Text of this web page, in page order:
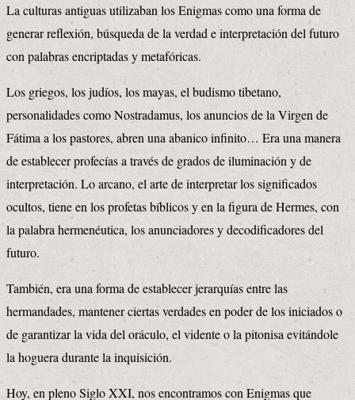
La culturas antiguas utilizaban los Enigmas como una forma de
generar reflexión, búsqueda de la verdad e interpretación del futuro
con palabras encriptadas y metafóricas.
Los griegos, los judíos, los mayas, el budismo tibetano,
personalidades como Nostradamus, los anuncios de la Virgen de
Fátima a los pastores, abren una abanico infinito… Era una manera
de establecer profecías a través de grados de iluminación y de
interpretación. Lo arcano, el arte de interpretar los significados
ocultos, tiene en los profetas bíblicos y en la figura de Hermes, con
la palabra hermenéutica, los anunciadores y decodificadores del
futuro.
También, era una forma de establecer jerarquías entre las
hermandades, mantener ciertas verdades en poder de los iniciados o
de garantizar la vida del oráculo, el vidente o la pitonisa evitándole
la hoguera durante la inquisición.
Hoy, en pleno Siglo XXI, nos encontramos con Enigmas que